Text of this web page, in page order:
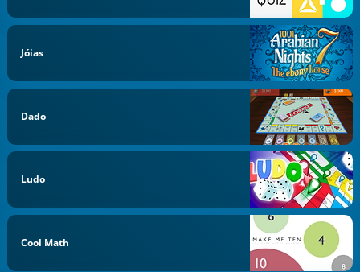
Jóias
Dado
Ludo
Cool Math